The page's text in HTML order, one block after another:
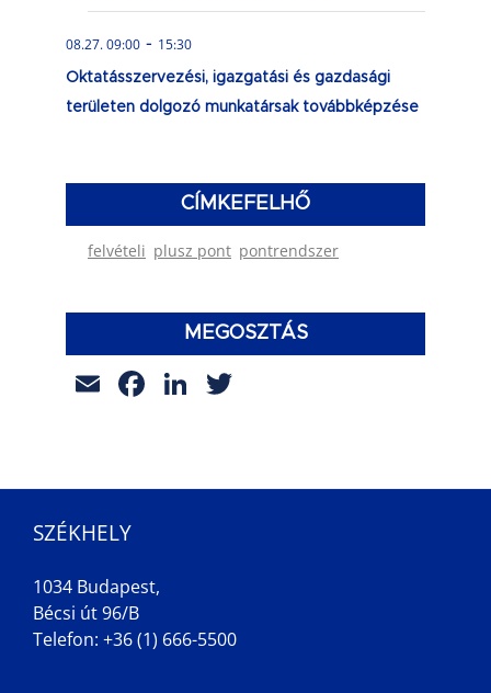
08.27. 09:00 - 15:30
Oktatásszervezési, igazgatási és gazdasági
területen dolgozó munkatársak továbbképzése
CÍMKEFELHŐ
felvételi plusz pont pontrendszer
MEGOSZTÁS
EmailFacebook
LinkedIn
SZÉKHELY
1034 Budapest,
Bécsi út 96/B
Telefon: +36 (1) 666-5500